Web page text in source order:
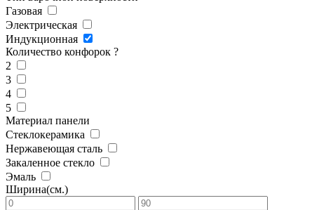
Газовая
Электрическая
Индукционная
Количество конфорок ?
2
3
4
5
Материал панели
Стеклокерамика
Нержавеющая сталь
Закаленное стекло
Эмаль
Ширина(см.)